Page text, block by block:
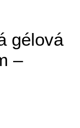
gélová
–